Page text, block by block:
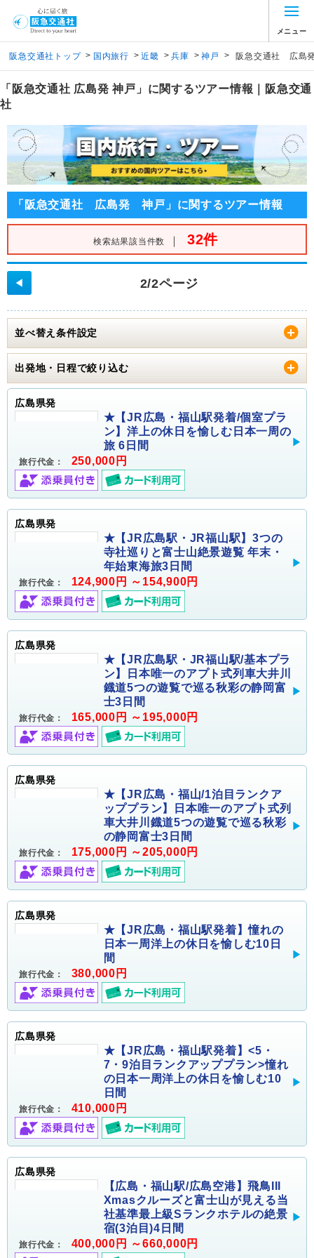
メニュー
阪急交通社トップ > 国内旅行 > 近畿 > 兵庫 > 神戸 > 阪急交通社 広島
「阪急交通社 広島発 神戸」に関するツアー情報｜阪急交通
社
「阪急交通社 広島発 神戸」に関するツアー情報
検索結果該当件数 ｜ 32件
2/2ページ
◀
並べ替え条件設定
出発地・日程で絞り込む
広島県発
★【JR広島・福山駅発着/個室プラ
ン】洋上の休日を愉しむ日本一周の
旅 6日間
旅行代金： 250,000円
広島県発
★【JR広島駅・JR福山駅】3つの
寺社巡りと富士山絶景遊覧 年末・
年始東海旅3日間
旅行代金： 124,900円 ～154,900円
広島県発
★【JR広島駅・JR福山駅/基本プラ
ン】日本唯一のアプト式列車大井川
鐡道5つの遊覧で巡る秋彩の静岡富
士3日間
旅行代金： 165,000円 ～195,000円
広島県発
★【JR広島・福山/1泊目ランクア
ッププラン】日本唯一のアプト式列
車大井川鐡道5つの遊覧で巡る秋彩
の静岡富士3日間
旅行代金： 175,000円 ～205,000円
広島県発
★【JR広島・福山駅発着】憧れの
日本一周洋上の休日を愉しむ10日
間
旅行代金： 380,000円
広島県発
★【JR広島・福山駅発着】<5・
7・9泊目ランクアッププラン>憧れ
の日本一周洋上の休日を愉しむ10
日間
旅行代金： 410,000円
広島県発
【広島・福山駅/広島空港】飛鳥III
Xmasクルーズと富士山が見える当
社基準最上級Sランクホテルの絶景
宿(3泊目)4日間
旅行代金： 400,000円 ～660,000円